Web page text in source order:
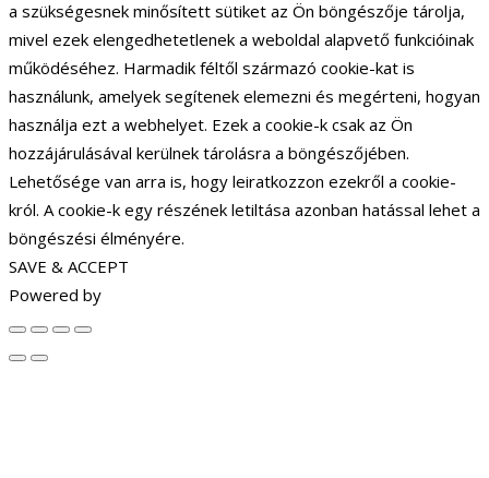
a szükségesnek minősített sütiket az Ön böngészője tárolja,
mivel ezek elengedhetetlenek a weboldal alapvető funkcióinak
működéséhez. Harmadik féltől származó cookie-kat is
használunk, amelyek segítenek elemezni és megérteni, hogyan
használja ezt a webhelyet. Ezek a cookie-k csak az Ön
hozzájárulásával kerülnek tárolásra a böngészőjében.
Lehetősége van arra is, hogy leiratkozzon ezekről a cookie-
król. A cookie-k egy részének letiltása azonban hatással lehet a
böngészési élményére.
SAVE & ACCEPT
Powered by